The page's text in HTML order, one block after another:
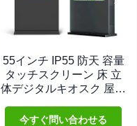
55インチ IP55 防天 容量
タッチスクリーン 床 立
体デジタルキオスク 屋外
今すぐ問い合わせる